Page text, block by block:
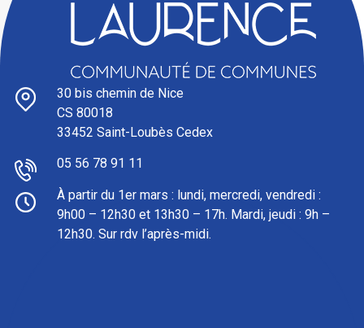
30 bis chemin de Nice
CS 80018
33452 Saint-Loubès Cedex
05 56 78 91 11
À partir du 1er mars : lundi, mercredi, vendredi :
9h00 – 12h30 et 13h30 – 17h. Mardi, jeudi : 9h –
12h30. Sur rdv l’après-midi.